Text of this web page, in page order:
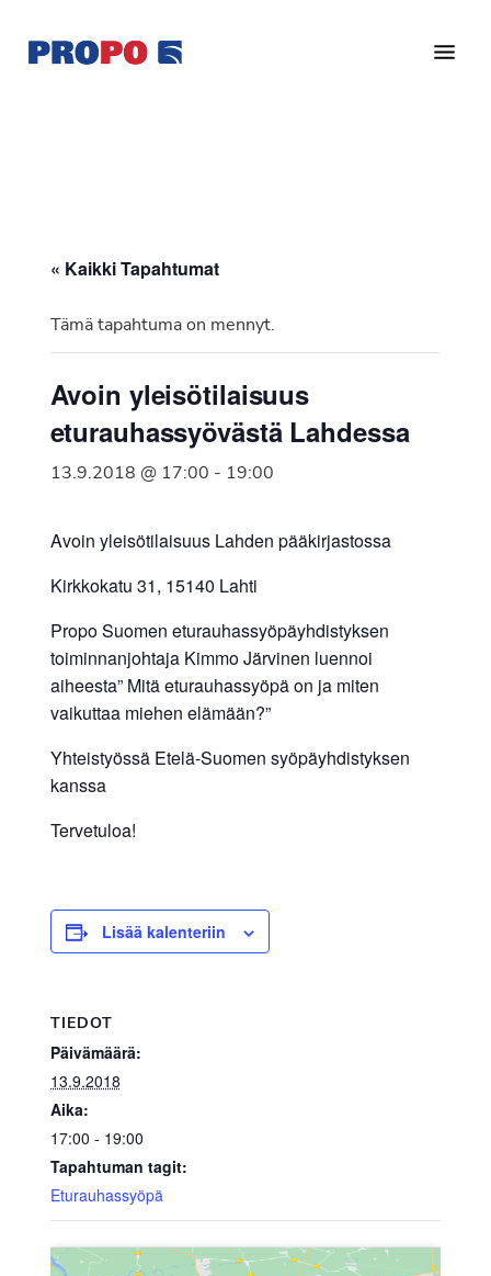
pääsisältöön
alatunnisteeseen
Ry
vuonna
Suomen
jäsenjärjestö.
« Kaikki Tapahtumat
Tämä tapahtuma on mennyt.
Avoin yleisötilaisuus
eturauhassyövästä Lahdessa
13.9.2018 @ 17:00 - 19:00
Avoin yleisötilaisuus Lahden pääkirjastossa
Kirkkokatu 31, 15140 Lahti
Propo Suomen eturauhassyöpäyhdistyksen
toiminnanjohtaja Kimmo Järvinen luennoi
aiheesta” Mitä eturauhassyöpä on ja miten
vaikuttaa miehen elämään?”
Yhteistyössä Etelä-Suomen syöpäyhdistyksen
kanssa
Tervetuloa!
Lisää kalenteriin
TIEDOT
Päivämäärä:
13.9.2018
Aika:
17:00 - 19:00
Tapahtuman tagit:
Eturauhassyöpä